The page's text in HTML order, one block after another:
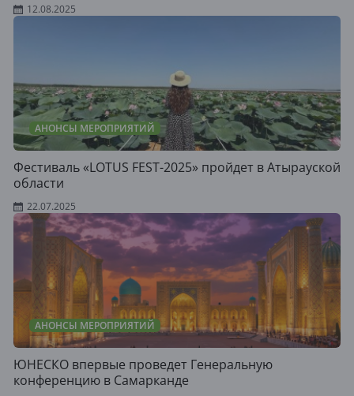
12.08.2025
АНОНСЫ МЕРОПРИЯТИЙ
Фестиваль «LOTUS FEST-2025» пройдет в Атырауской
области
22.07.2025
АНОНСЫ МЕРОПРИЯТИЙ
ЮНЕСКО впервые проведет Генеральную
конференцию в Самарканде